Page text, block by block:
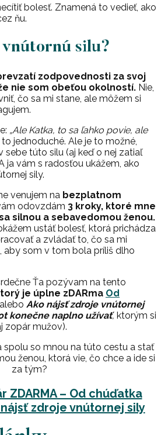
bolesť. Znamená to vedieť, ako
ňu.
silu?
zodpovednosti za svoj
nie som obeťou okolností. Nie,
čo sa mi stane, ale môžem si
„Ale Katka, to sa ľahko povie, ale
jednoduché. Ale je to možné,
sebe túto silu (aj keď o nej zatiaľ
ja vám s radosťou ukážem, ako
sily.
venujem na bezplatnom
odovzdám 3 kroky, ktoré mne
silnou a sebavedomou ženou.
ustáť bolesť, ktorá prichádza
a zvládať to, čo sa mi
aby som v tom bola príliš dlho
Ťa pozývam na tento
je úplne zDARma Od
alebo Ako nájsť zdroje vnútornej
konečne naplno užívať, ktorým si
zopár mužov).
spolu so mnou na túto cestu a stať
ženou, ktorá vie, čo chce a ide si
za tým?
ZDARMA – Od chúďatka
zdroje vnútornej sily